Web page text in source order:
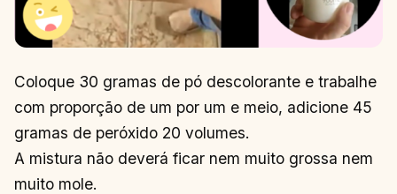
Coloque 30 gramas de pó descolorante e trabalhe
com proporção de um por um e meio, adicione 45
gramas de peróxido 20 volumes.
A mistura não deverá ficar nem muito grossa nem
muito mole.